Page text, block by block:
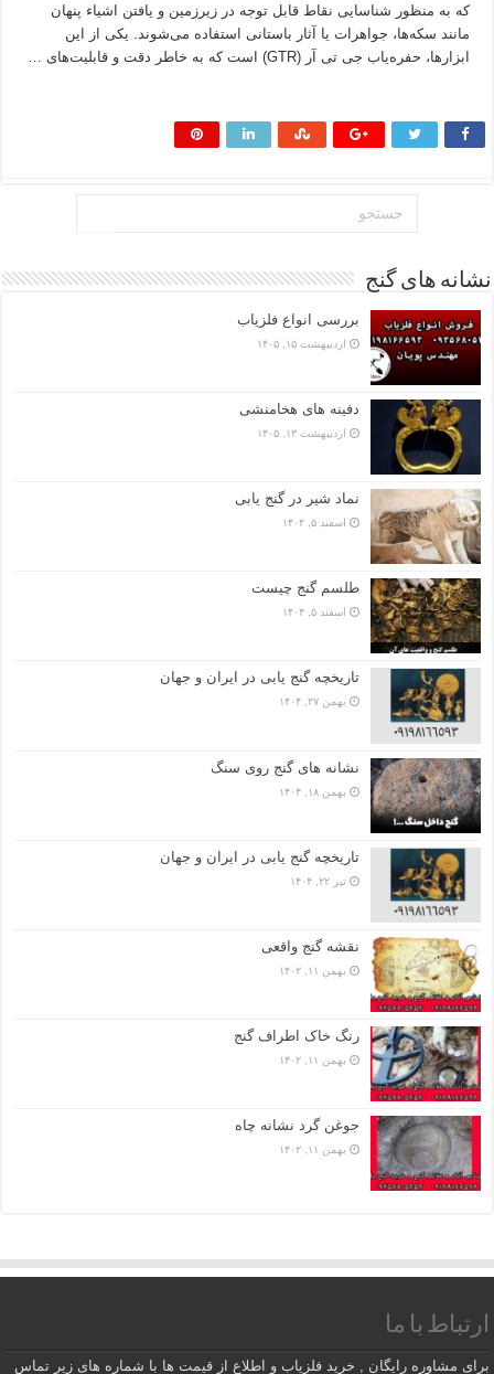
که به منظور شناسایی نقاط قابل توجه در زیرزمین و یافتن اشیاء پنهان
مانند سکه‌ها، جواهرات یا آثار باستانی استفاده می‌شوند. یکی از این
ابزارها، حفره‌یاب جی تی آر (GTR) است که به خاطر دقت و قابلیت‌های …
نشانه های گنج
بررسی انواع فلزیاب
اردیبهشت ۱۵, ۱۴۰۵
دفینه های هخامنشی
اردیبهشت ۱۳, ۱۴۰۵
نماد شیر در گنج یابی
اسفند ۵, ۱۴۰۴
طلسم گنج چیست
اسفند ۵, ۱۴۰۴
تاریخچه گنج‌ یابی در ایران و جهان
بهمن ۲۷, ۱۴۰۴
نشانه های گنج روی سنگ
بهمن ۱۸, ۱۴۰۴
تاریخچه گنج‌ یابی در ایران و جهان
تیر ۲۲, ۱۴۰۴
نقشه گنج واقعی
بهمن ۱۱, ۱۴۰۲
رنگ خاک اطراف گنج
بهمن ۱۱, ۱۴۰۲
جوغن گرد نشانه چاه
بهمن ۱۱, ۱۴۰۲
ارتباط با ما
برای مشاوره رایگان , خرید فلزیاب و اطلاع از قیمت ها با شماره های زیر تماس